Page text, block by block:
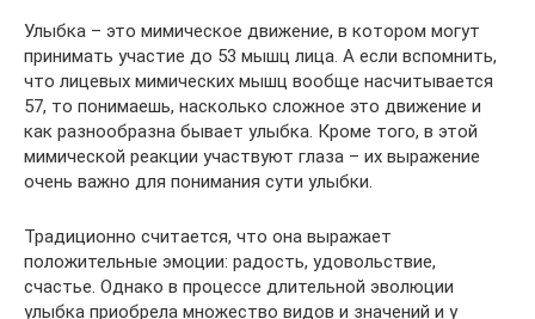
Улыбка – это мимическое движение, в котором могут
принимать участие до 53 мышц лица. А если вспомнить,
что лицевых мимических мышц вообще насчитывается
57, то понимаешь, насколько сложное это движение и
как разнообразна бывает улыбка. Кроме того, в этой
мимической реакции участвуют глаза – их выражение
очень важно для понимания сути улыбки.
Традиционно считается, что она выражает
положительные эмоции: радость, удовольствие,
счастье. Однако в процессе длительной эволюции
улыбка приобрела множество видов и значений и у